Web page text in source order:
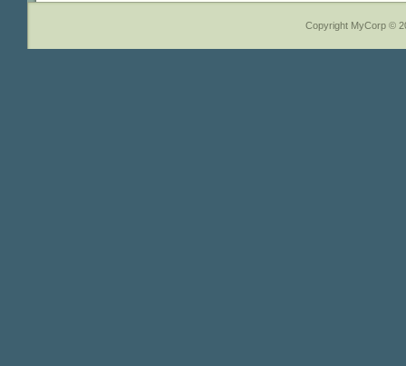
Copyright MyCorp ©